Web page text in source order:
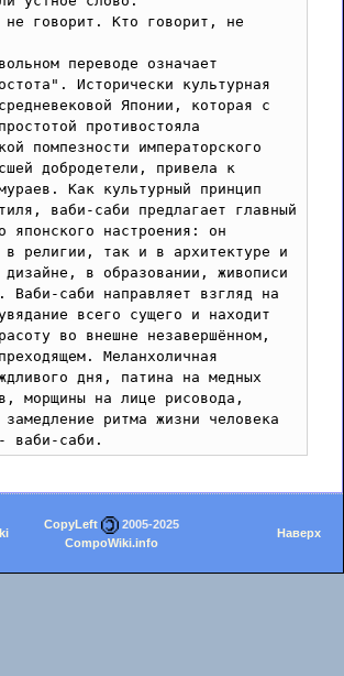
говорит. Kто говорит, не
переводе означает
Исторически культурная
Японии, которая с
противостояла
помпезности императорского
добродетели, привела к
Как культурный принцип
ваби-саби предлагает главный
японского настроения: он
в религии, так и в архитектуре и
дизайне, в образовании, живописи
Ваби-саби направляет взгляд на
всего сущего и находит
во внешне незавершённом,
Меланхоличная
дня, патина на медных
морщины на лице рисовода,
замедление ритма жизни человека
CopyLeft
2005-2025
CompoWiki.info
Наверх